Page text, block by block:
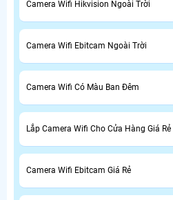
Camera Wifi Hikvision Ngoài Trời
Camera Wifi Ebitcam Ngoài Trời
Camera Wifi Có Màu Ban Đêm
Lắp Camera Wifi Cho Cửa Hàng Giá Rẻ
Camera Wifi Ebitcam Giá Rẻ